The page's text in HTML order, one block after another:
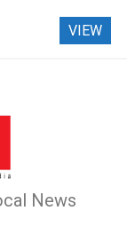
News
VIEW